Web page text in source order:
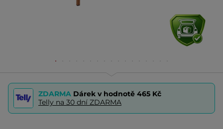
ZDARMA Dárek v hodnotě 465 Kč
Telly na 30 dní ZDARMA